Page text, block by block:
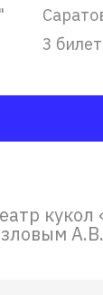
3
кукол